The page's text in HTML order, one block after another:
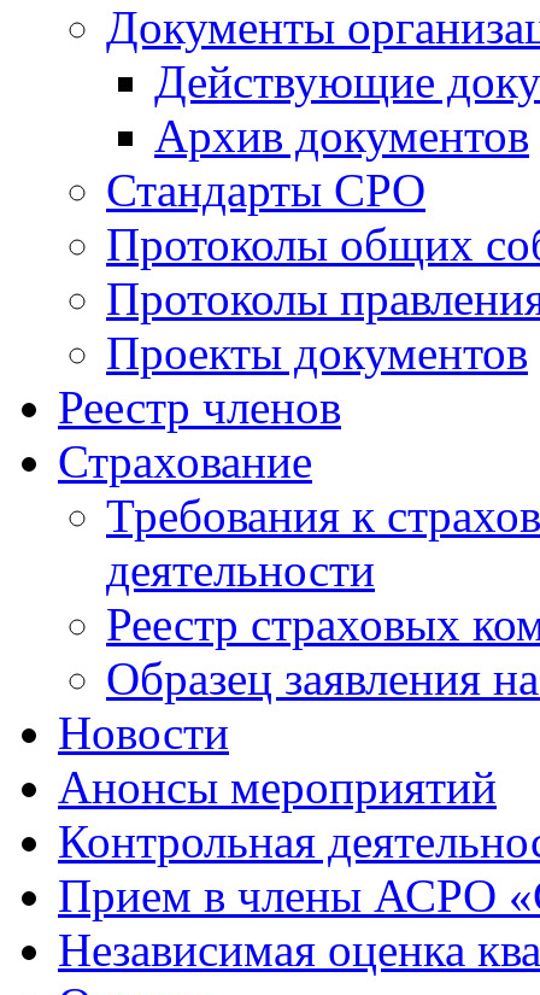
Документы
Действующие
Архив документов
Стандарты СРО
Протоколы общих
Протоколы
Проекты документов
Реестр членов
Страхование
Требования к
деятельности
Реестр страховых
Образец заявления
Новости
Анонсы мероприятий
Контрольная
Прием в члены АСРО
Независимая оценка